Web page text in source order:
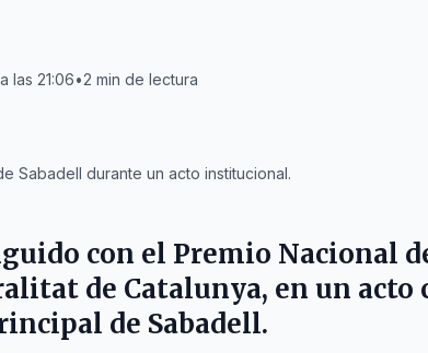
las 21:06•2 min de lectura
Sabadell durante un acto institucional.
con el Premio Nacional
de Catalunya, en un acto
de Sabadell.